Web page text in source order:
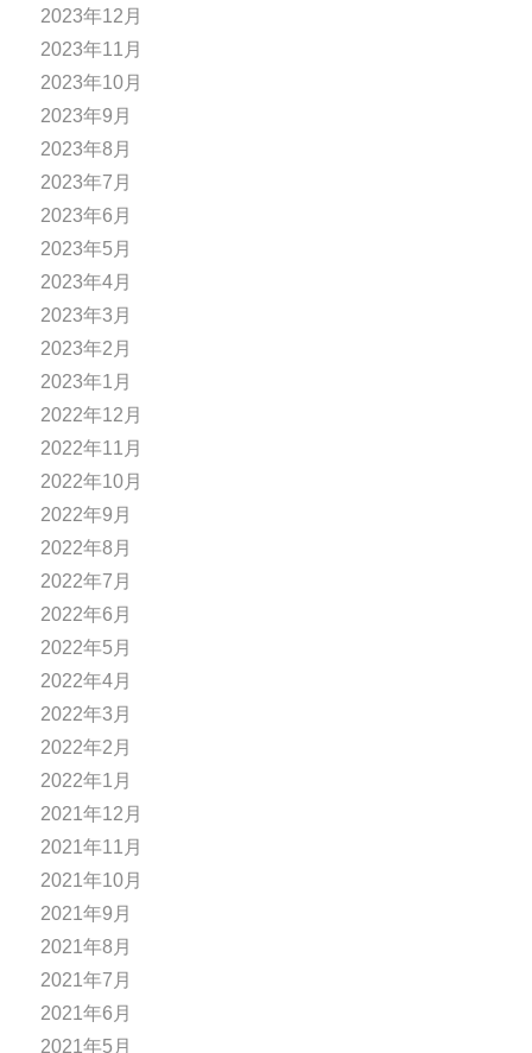
2023年12月
2023年11月
2023年10月
2023年9月
2023年8月
2023年7月
2023年6月
2023年5月
2023年4月
2023年3月
2023年2月
2023年1月
2022年12月
2022年11月
2022年10月
2022年9月
2022年8月
2022年7月
2022年6月
2022年5月
2022年4月
2022年3月
2022年2月
2022年1月
2021年12月
2021年11月
2021年10月
2021年9月
2021年8月
2021年7月
2021年6月
2021年5月